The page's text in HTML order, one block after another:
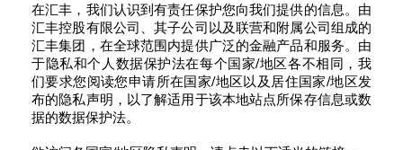
在汇丰，我们认识到有责任保护您向我们提供的信息。由
汇丰控股有限公司、其子公司以及联营和附属公司组成的
汇丰集团，在全球范围内提供广泛的金融产品和服务。由
于隐私和个人数据保护法在每个国家/地区各不相同，我
们要求您阅读您申请所在国家/地区以及居住国家/地区发
布的隐私声明，以了解适用于该本地站点所保存信息或数
据的数据保护法。